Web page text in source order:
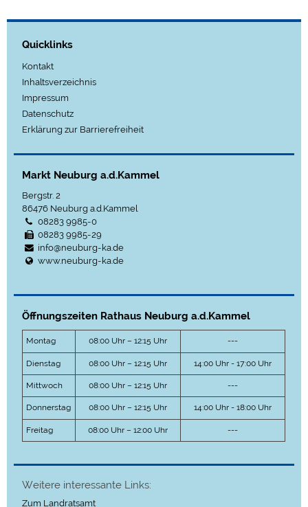
Quicklinks
Kontakt
Inhaltsverzeichnis
Impressum
Datenschutz
Erklärung zur Barrierefreiheit
Markt Neuburg a.d.Kammel
Bergstr. 2
86476 Neuburg a.d.Kammel
08283 9985-0
08283 9985-29
info@neuburg-ka.de
www.neuburg-ka.de
Öffnungszeiten Rathaus Neuburg a.d.Kammel
Montag 08:00 Uhr – 12:15 Uhr ---
Dienstag 08:00 Uhr – 12:15 Uhr 14:00 Uhr - 17:00 Uhr
Mittwoch 08:00 Uhr – 12:15 Uhr ---
Donnerstag 08:00 Uhr – 12:15 Uhr 14:00 Uhr - 18:00 Uhr
Freitag 08:00 Uhr – 12:00 Uhr ---
Weitere interessante Links:
Zum Landratsamt